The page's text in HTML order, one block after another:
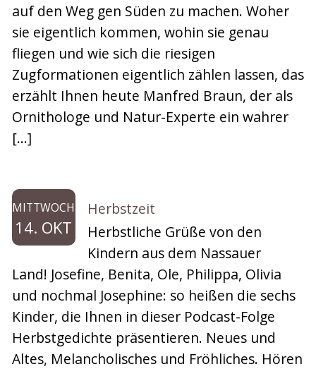
auf den Weg gen Süden zu machen. Woher
sie eigentlich kommen, wohin sie genau
fliegen und wie sich die riesigen
Zugformationen eigentlich zählen lassen, das
erzählt Ihnen heute Manfred Braun, der als
Ornithologe und Natur-Experte ein wahrer
[…]
MITTWOCH
14. OKT
Herbstzeit
Herbstliche Grüße von den
Kindern aus dem Nassauer
Land! Josefine, Benita, Ole, Philippa, Olivia
und nochmal Josephine: so heißen die sechs
Kinder, die Ihnen in dieser Podcast-Folge
Herbstgedichte präsentieren. Neues und
Altes, Melancholisches und Fröhliches. Hören